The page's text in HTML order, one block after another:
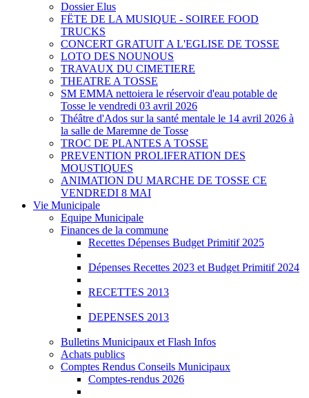
Dossier Elus
FËTE DE LA MUSIQUE - SOIREE FOOD
TRUCKS
CONCERT GRATUIT A L'EGLISE DE TOSSE
LOTO DES NOUNOUS
TRAVAUX DU CIMETIERE
THEATRE A TOSSE
SM EMMA nettoiera le réservoir d'eau potable de
Tosse le vendredi 03 avril 2026
Théâtre d'Ados sur la santé mentale le 14 avril 2026 à
la salle de Maremne de Tosse
TROC DE PLANTES A TOSSE
PREVENTION PROLIFERATION DES
MOUSTIQUES
ANIMATION DU MARCHE DE TOSSE CE
VENDREDI 8 MAI
Vie Municipale
Equipe Municipale
Finances de la commune
Recettes Dépenses Budget Primitif 2025
Dépenses Recettes 2023 et Budget Primitif 2024
RECETTES 2013
DEPENSES 2013
Bulletins Municipaux et Flash Infos
Achats publics
Comptes Rendus Conseils Municipaux
Comptes-rendus 2026